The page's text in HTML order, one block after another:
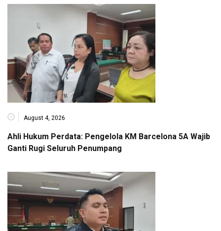
August 4, 2026
Ahli Hukum Perdata: Pengelola KM Barcelona 5A Wajib
Ganti Rugi Seluruh Penumpang